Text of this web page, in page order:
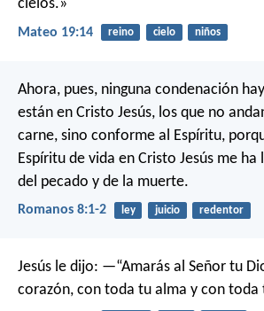
cielos.»
Mateo 19:14 reino cielo niños
Ahora, pues, ninguna condenación
están en Cristo Jesús, los que no
carne, sino conforme al Espíritu,
Espíritu de vida en Cristo Jesús me
del pecado y de la muerte.
Romanos 8:1-2 ley juicio redentor
Jesús le dijo: —“Amarás al Señor tu
corazón, con toda tu alma y con toda